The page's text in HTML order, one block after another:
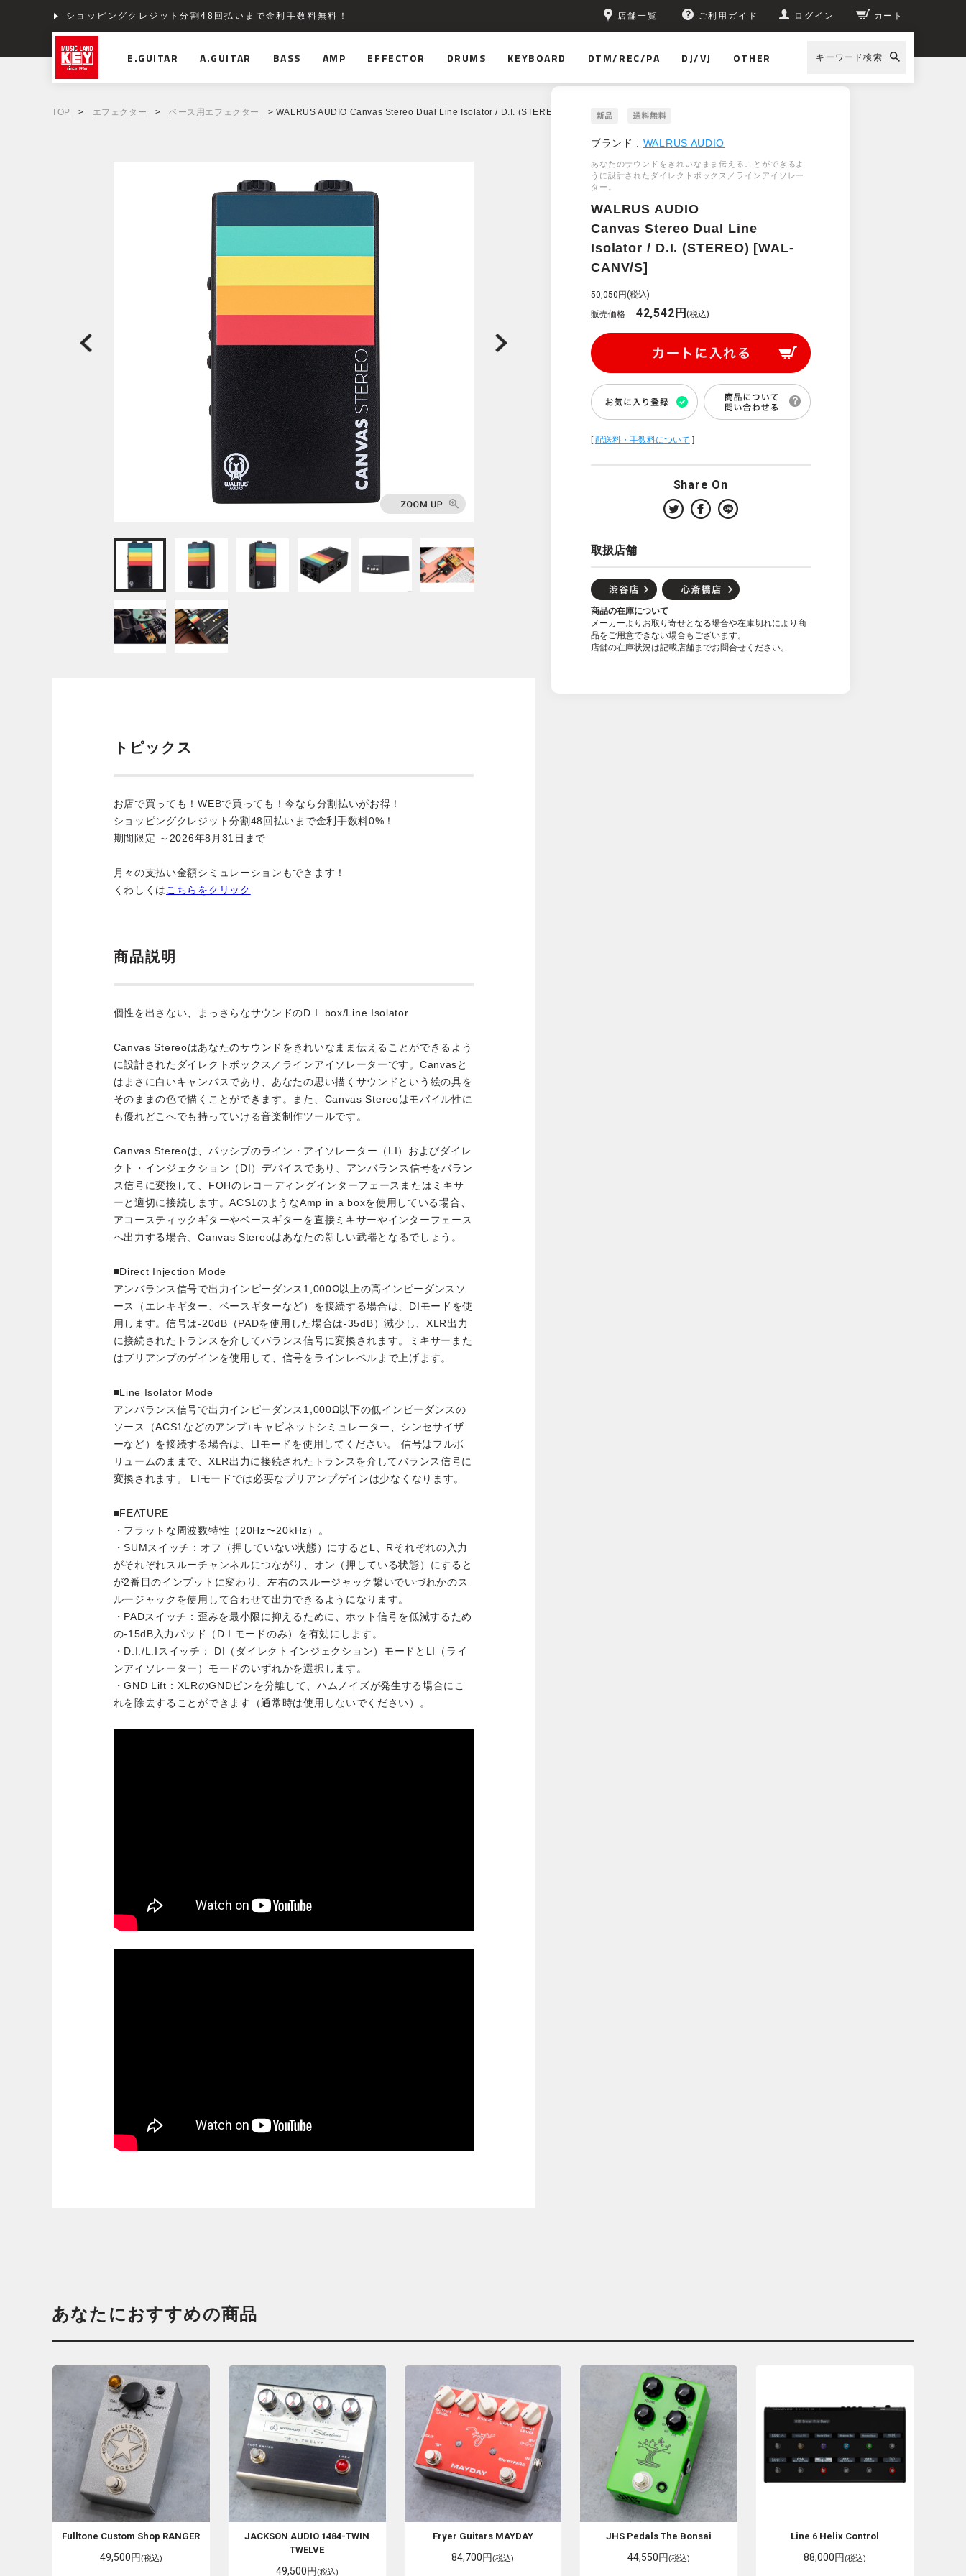
ショッピングクレジット分割48回払いまで金利手数料無料！ 店舗一覧 ご利用ガイド ログイン カート
E.GUITAR A.GUITAR BASS AMP EFFECTOR DRUMS KEYBOARD DTM/REC/PA DJ/VJ OTHER キーワード検索
TOP > エフェクター > ベース用エフェクター > WALRUS AUDIO Canvas Stereo Dual Line Isolator / D.I. (STEREO) [WAL-CANV/S]
ブランド : WALRUS AUDIO
あなたのサウンドをきれいなまま伝えることができるよ
うに設計されたダイレクトボックス／ラインアイソレー
ター。
WALRUS AUDIO
Canvas Stereo Dual Line
Isolator / D.I. (STEREO) [WAL-
CANV/S]
50,050円(税込)
販売価格
42,542円(税込)
[配送料・手数料について ]
Share On
取扱店舗
商品の在庫について
メーカーよりお取り寄せとなる場合や在庫切れにより商
品をご用意できない場合もございます。
店舗の在庫状況は記載店舗までお問合せください。
トピックス
お店で買っても！WEBで買っても！今なら分割払いがお得！
ショッピングクレジット分割48回払いまで金利手数料0%！
期間限定 ～2026年8月31日まで
月々の支払い金額シミュレーションもできます！
くわしくは こちらをクリック
商品説明
個性を出さない、まっさらなサウンドのD.I. box/Line Isolator
Canvas Stereoはあなたのサウンドをきれいなまま伝えることができるよう
に設計されたダイレクトボックス／ラインアイソレーターです。Canvasと
はまさに白いキャンバスであり、あなたの思い描くサウンドという絵の具を
そのままの色で描くことができます。また、Canvas Stereoはモバイル性に
も優れどこへでも持っていける音楽制作ツールです。
Canvas Stereoは、パッシブのライン・アイソレーター（LI）およびダイレ
クト・インジェクション（DI）デバイスであり、アンバランス信号をバラン
ス信号に変換して、FOHのレコーディングインターフェースまたはミキサ
ーと適切に接続します。ACS1のようなAmp in a boxを使用している場合、
アコースティックギターやベースギターを直接ミキサーやインターフェース
へ出力する場合、Canvas Stereoはあなたの新しい武器となるでしょう。
■Direct Injection Mode
アンバランス信号で出力インピーダンス1,000Ω以上の高インピーダンスソ
ース（エレキギター、ベースギターなど）を接続する場合は、DIモードを使
用します。信号は-20dB（PADを使用した場合は-35dB）減少し、XLR出力
に接続されたトランスを介してバランス信号に変換されます。ミキサーまた
はプリアンプのゲインを使用して、信号をラインレベルまで上げます。
■Line Isolator Mode
アンバランス信号で出力インピーダンス1,000Ω以下の低インピーダンスの
ソース（ACS1などのアンプ+キャビネットシミュレーター、シンセサイザ
ーなど）を接続する場合は、LIモードを使用してください。 信号はフルボ
リュームのままで、XLR出力に接続されたトランスを介してバランス信号に
変換されます。 LIモードでは必要なプリアンプゲインは少なくなります。
■FEATURE
・フラットな周波数特性（20Hz〜20kHz）。
・SUMスイッチ：オフ（押していない状態）にするとL、Rそれぞれの入力
がそれぞれスルーチャンネルにつながり、オン（押している状態）にすると
が2番目のインプットに変わり、左右のスルージャック繋いでいづれかのス
ルージャックを使用して合わせて出力できるようになります。
・PADスイッチ：歪みを最小限に抑えるために、ホット信号を低減するため
の-15dB入力パッド（D.I.モードのみ）を有効にします。
・D.I./L.Iスイッチ： DI（ダイレクトインジェクション）モードとLI（ライ
ンアイソレーター）モードのいずれかを選択します。
・GND Lift：XLRのGNDピンを分離して、ハムノイズが発生する場合にこ
れを除去することができます（通常時は使用しないでください）。
あなたにおすすめの商品
Fulltone Custom Shop RANGER
49,500円(税込)
JACKSON AUDIO 1484-TWIN
TWELVE
49,500円(税込)
Fryer Guitars MAYDAY
84,700円(税込)
JHS PedalsThe Bonsai
44,550円(税込)
Line 6 Helix Control
88,000円(税込)